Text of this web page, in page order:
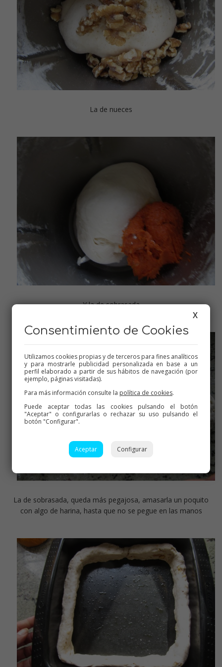
La de nueces
Y la de sobrasada
La de sobrasada, queda más pegajosa, amasarla un poquito
con algo de harina, hasta que no se pegue en las manos
X
Consentimiento de Cookies
Utilizamos cookies propias y de terceros para fines analíticos
y para mostrarle publicidad personalizada en base a un
perfil elaborado a partir de sus hábitos de navegación (por
ejemplo, páginas visitadas).
Para más información consulte la política de cookies.
Puede aceptar todas las cookies pulsando el botón
"Aceptar" o configurarlas o rechazar su uso pulsando el
botón "Configurar".
Aceptar Configurar